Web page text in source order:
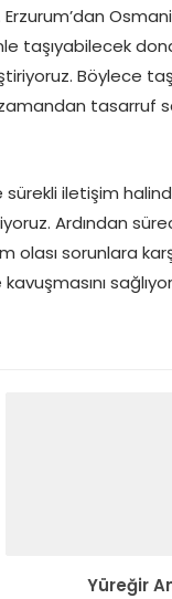
taşıyabilecek
Böylece
tasarruf
iletişim
Ardından
olası sorunlara
Yüreğir